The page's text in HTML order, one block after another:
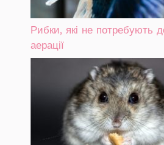
Рибки, які не потребують
аерації